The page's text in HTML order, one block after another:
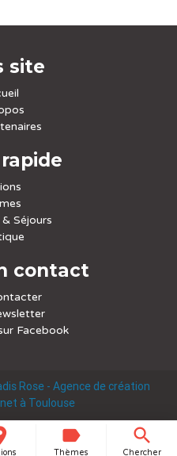
site
Séjours
contact
Facebook
label
Thèmes
search
Chercher